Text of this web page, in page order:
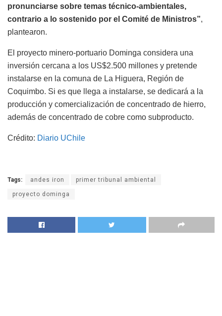
pronunciarse sobre temas técnico-ambientales,
contrario a lo sostenido por el Comité de Ministros”,
plantearon.
El proyecto minero-portuario Dominga considera una
inversión cercana a los US$2.500 millones y pretende
instalarse en la comuna de La Higuera, Región de
Coquimbo. Si es que llega a instalarse, se dedicará a la
producción y comercialización de concentrado de hierro,
además de concentrado de cobre como subproducto.
Crédito: Diario UChile
Tags: andes iron primer tribunal ambiental
proyecto dominga